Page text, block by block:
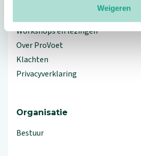
Weigeren
Workshops en lezingen
Over ProVoet
Klachten
Privacyverklaring
Organisatie
Bestuur